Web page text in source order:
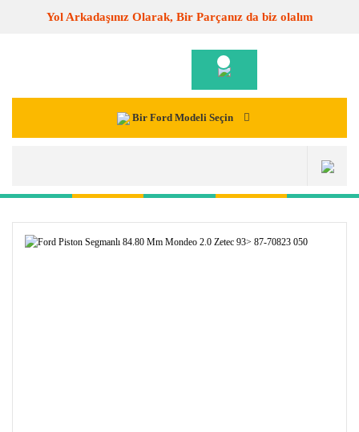
Yol Arkadaşınız Olarak, Bir Parçanız da biz olalım
Bir Ford Modeli Seçin